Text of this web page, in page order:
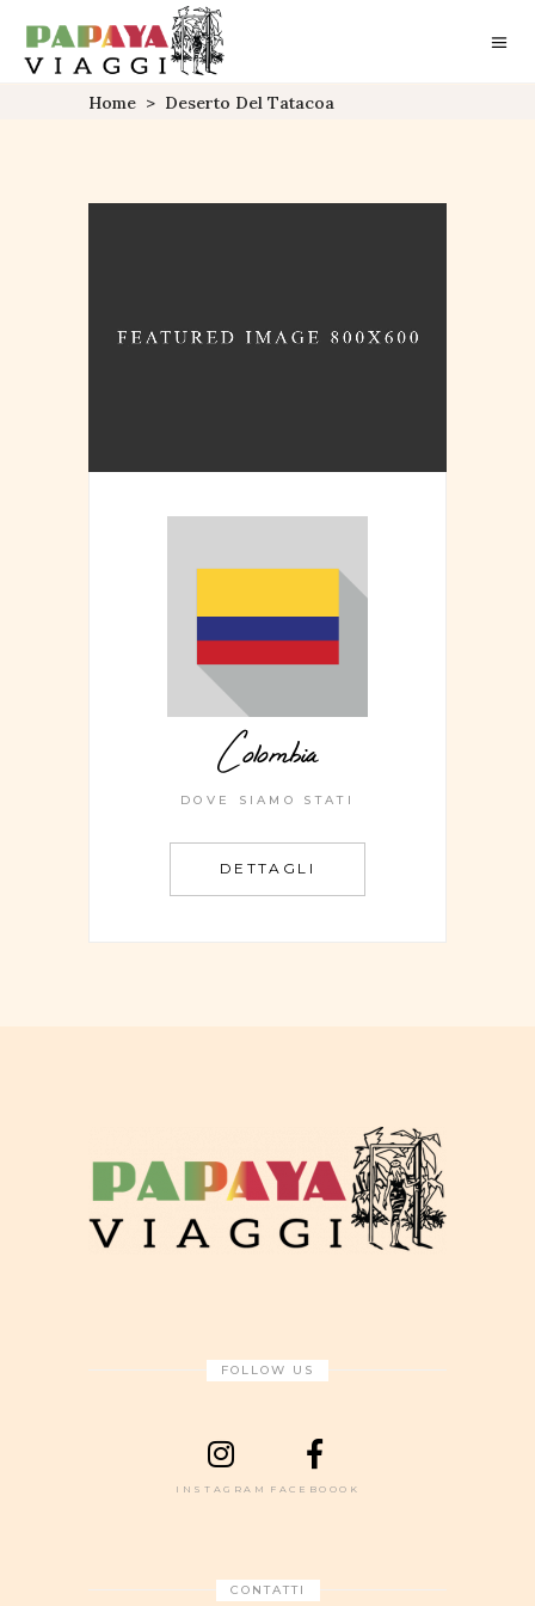
Home > Deserto Del Tatacoa
Colombia
DOVE SIAMO STATI
DETTAGLI
FOLLOW US
INSTAGRAM FACEBOOOK
CONTATTI